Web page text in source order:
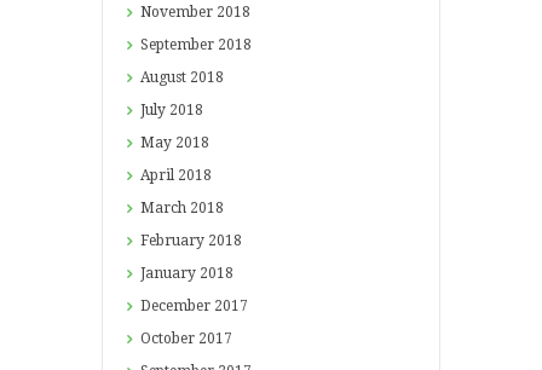
November 2018
September 2018
August 2018
July 2018
May 2018
April 2018
March 2018
February 2018
January 2018
December 2017
October 2017